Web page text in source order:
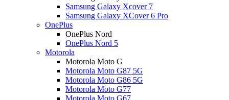
Samsung Galaxy Xcover 7
Samsung Galaxy XCover 6 Pro
OnePlus
OnePlus Nord
OnePlus Nord 5
Motorola
Motorola Moto G
Motorola Moto G87 5G
Motorola Moto G86 5G
Motorola Moto G77
Motorola Moto G67